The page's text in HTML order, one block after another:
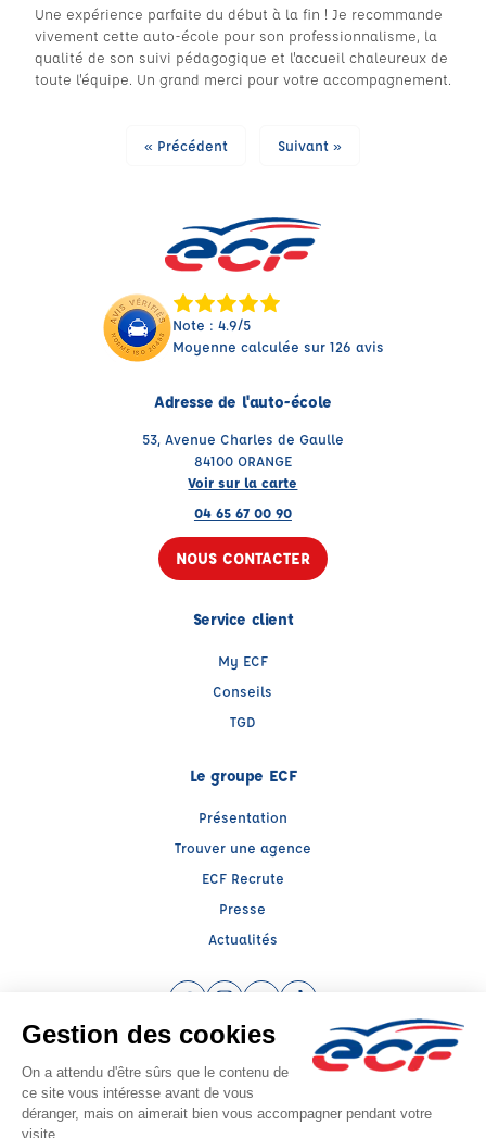
Une expérience parfaite du début à la fin ! Je recommande
vivement cette auto-école pour son professionnalisme, la
qualité de son suivi pédagogique et l'accueil chaleureux de
toute l'équipe. Un grand merci pour votre accompagnement.
« Précédent Suivant »
Note : 4.9/5
Moyenne calculée sur 126 avis
Adresse de l'auto-école
53, Avenue Charles de Gaulle
84100 ORANGE
Voir sur la carte
04 65 67 00 90
NOUS CONTACTER
Service client
My ECF
Conseils
TGD
Le groupe ECF
Présentation
Trouver une agence
ECF Recrute
Presse
Actualités
Facebook (nouvelle fenêtre)
Instagram (nouvelle fenêtre)
YouTube (nouvelle fenêtre)
TikTok (nouvelle fenêtre)
Raison sociale : SUD PREVENTION SECURITE GRAND PUBLIC - Capital social:
0€
SIREN: 814514188 - Numéro de TVA intracommunautaire:
Agrément n°E2308400030